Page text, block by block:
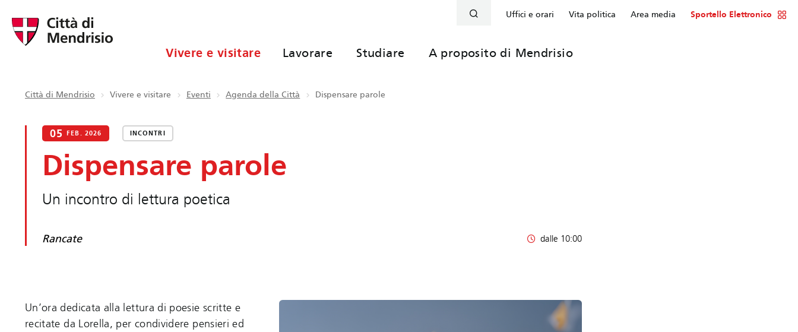
Uffici e orari Vita politica Area media Sportello Elettronico
Vivere e visitare Lavorare Studiare A proposito di Mendrisio
Città di Mendrisio Vivere e visitare Eventi Agenda della Città Dispensare parole
05 FEB. 2026 INCONTRI
Dispensare parole
Un incontro di lettura poetica
Rancate dalle 10:00
Un’ora dedicata alla lettura di poesie scritte e
recitate da Lorella, per condividere pensieri ed